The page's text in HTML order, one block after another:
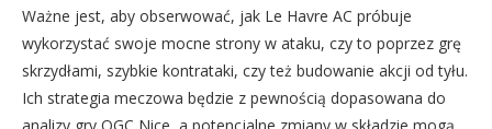
Ważne jest, aby obserwować, jak Le Havre AC próbuje
wykorzystać swoje mocne strony w ataku, czy to poprzez grę
skrzydłami, szybkie kontrataki, czy też budowanie akcji od tyłu.
Ich strategia meczowa będzie z pewnością dopasowana do